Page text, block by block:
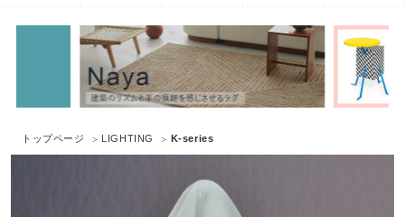
トップページ LIGHTING K-series